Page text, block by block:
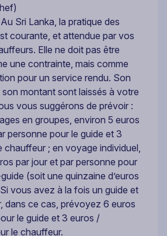
Sri Lanka, la pratique des
courante, et attendue par vos
Elle ne doit pas être
une contrainte, mais comme
pour un service rendu. Son
montant sont laissés à votre
vous suggérons de prévoir :
en groupes, environ 5 euros
personne pour le guide et 3
chauffeur ; en voyage individuel,
par jour et par personne pour
(soit une quinzaine d’euros
vous avez à la fois un guide et
dans ce cas, prévoyez 6 euros
le guide et 3 euros /
le chauffeur.